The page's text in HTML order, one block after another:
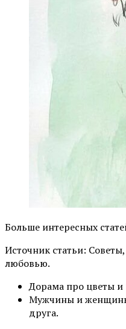
Больше интересных
Источник статьи:
любовью.
Дорама про цветы
Мужчины и
друга.